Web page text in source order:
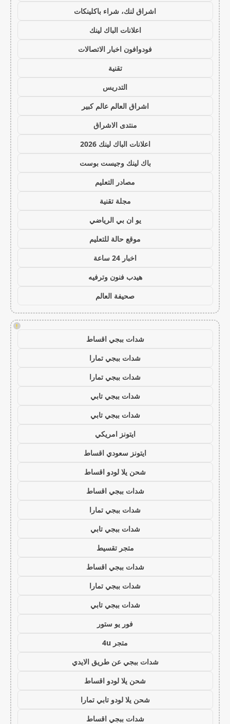
اشراق لنك، شراء باكلينكات
اعلانات الباك لينك
فودوافون اخبار الاتصالات
تقنية
التدريس
اشراق العالم عالم كبير
منتدى الاشراق
اعلانات الباك لينك 2026
باك لينك وجيست بوست
مصادر التعليم
مجلة تقنية
يو ان بي الرياضي
موقع حالة للتعليم
اخبار 24 ساعة
هيدب فنون وترفيه
صحيفة العالم
!
شدات ببجي اقساط
شدات ببجي تمارا
شدات ببجي تمارا
شدات ببجي تابي
شدات ببجي تابي
ايتونز امريكي
ايتونز سعودي اقساط
شحن يلا لودو اقساط
شدات ببجي اقساط
شدات ببجي تمارا
شدات ببجي تابي
متجر تقسيط
شدات ببجي اقساط
شدات ببجي تمارا
شدات ببجي تابي
فور يو ستور
متجر 4u
شدات ببجي عن طريق الايدي
شحن يلا لودو اقساط
شحن يلا لودو تابي تمارا
شدات ببجي اقساط